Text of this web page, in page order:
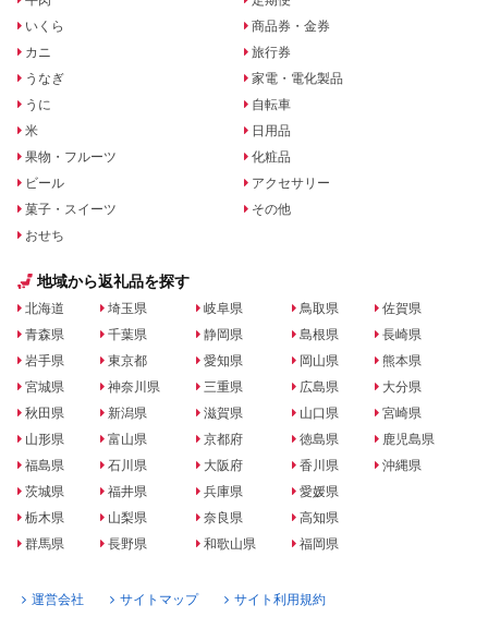
いくら
カニ
うなぎ
うに
米
果物・フルーツ
ビール
菓子・スイーツ
おせち
商品券・金券
旅行券
家電・電化製品
自転車
日用品
化粧品
アクセサリー
その他
地域から返礼品を探す
北海道
青森県
岩手県
宮城県
秋田県
山形県
福島県
茨城県
栃木県
群馬県
埼玉県
千葉県
東京都
神奈川県
新潟県
富山県
石川県
福井県
山梨県
長野県
岐阜県
静岡県
愛知県
三重県
滋賀県
京都府
大阪府
兵庫県
奈良県
和歌山県
鳥取県
島根県
岡山県
広島県
山口県
徳島県
香川県
愛媛県
高知県
福岡県
佐賀県
長崎県
熊本県
大分県
宮崎県
鹿児島県
沖縄県
運営会社 サイトマップ サイト利用規約